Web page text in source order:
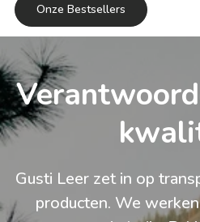
Onze Bestsellers
Geïnspireerd
Ontworpen
Onze ontwerpen